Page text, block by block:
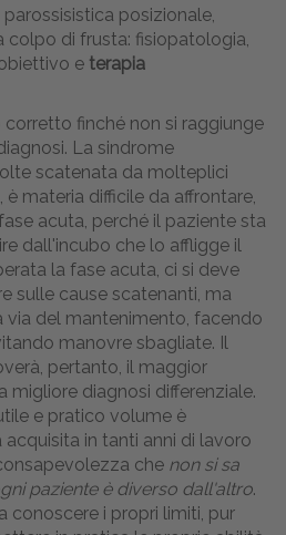
posizionale,
colpo di frusta: fisiopatologia,
e terapia
finché non si raggiunge
La sindrome
scatenata da molteplici
è materia difficile da affrontare,
acuta, perché il paziente sta
dall'incubo che lo affligge il
la fase acuta, ci si deve
sulle cause scatenanti, ma
via del mantenimento, facendo
manovre sbagliate. Il
pertanto, il maggior
migliore diagnosi differenziale.
e pratico volume è
in tanti anni di lavoro
che non si sa
paziente è diverso dall'altro.
conoscere i propri limiti, pur